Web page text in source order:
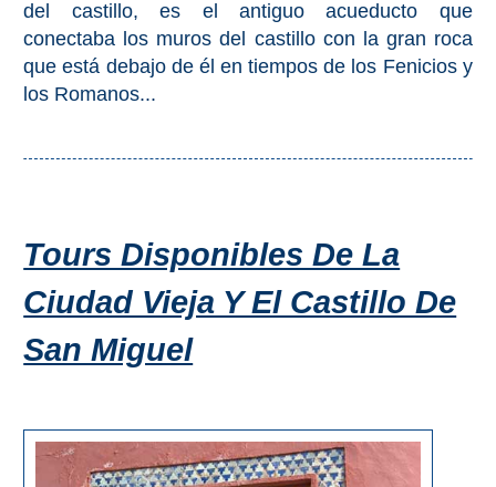
MEJORES
LUGARES
PARA
➜
Hostals
Villas
Campings
del castillo, es el antiguo acueducto que
conectaba los muros del castillo con la gran roca
que está debajo de él en tiempos de los Fenicios y
los Romanos...
Tours Disponibles De La
Ciudad Vieja Y El Castillo De
San Miguel